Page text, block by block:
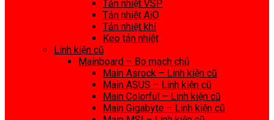
Tản nhiệt VSP
Tản nhiệt AiO
Tản nhiệt khí
Keo tản nhiệt
Linh kiện cũ
Mainboard – Bo mạch chủ
Main Asrock – Linh kiện cũ
Main ASUS – Linh kiện cũ
Main Colorful – Linh kiện cũ
Main Gigabyte – Linh kiện cũ